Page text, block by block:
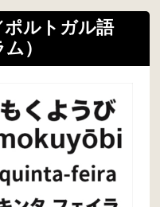
ポルトガル語
）